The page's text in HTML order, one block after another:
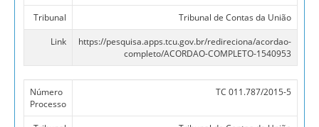
Tribunal
Tribunal de Contas da União
Link
https://pesquisa.apps.tcu.gov.br/redireciona/acordao-
completo/ACORDAO-COMPLETO-1540953
Número
Processo
TC 011.787/2015-5